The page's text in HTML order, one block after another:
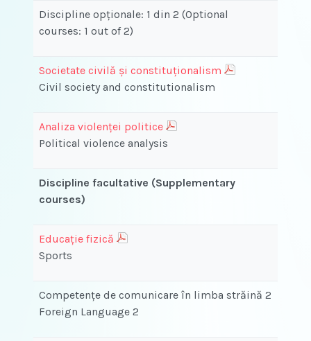
Discipline opţionale: 1 din 2 (Optional
courses: 1 out of 2)
Societate civilă și constituționalism
Civil society and constitutionalism
Analiza violenței politice
Political violence analysis
Discipline facultative (Supplementary
courses)
Educație fizică
Sports
Competenţe de comunicare în limba străină 2
Foreign Language 2